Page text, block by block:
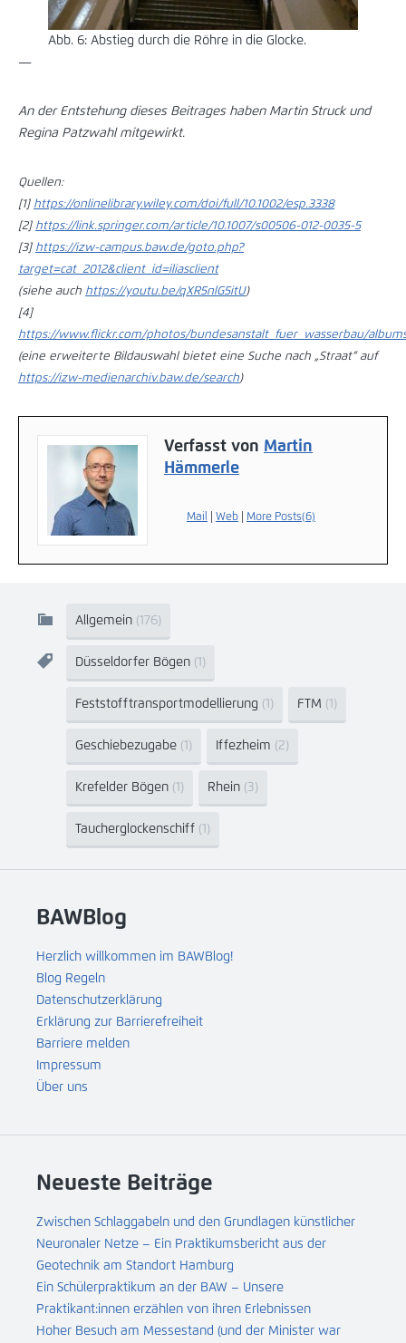
Abb. 6: Abstieg durch die Röhre in die Glocke.
—
An der Entstehung dieses Beitrages haben Martin Struck und
Regina Patzwahl mitgewirkt.
Quellen:
[1] https://onlinelibrary.wiley.com/doi/full/10.1002/esp.3338
[2] https://link.springer.com/article/10.1007/s00506-012-0035-5
[3] https://izw-campus.baw.de/goto.php?
target=cat_2012&client_id=iliasclient
(siehe auch https://youtu.be/qXR5nlG5itU)
[4]
https://www.flickr.com/photos/bundesanstalt_fuer_wasserbau/
(eine erweiterte Bildauswahl bietet eine Suche nach „Straat“ auf
https://izw-medienarchiv.baw.de/search)
Verfasst von Martin
Hämmerle
Mail Web More Posts(6)
Allgemein (176)
Düsseldorfer Bögen (1)
Feststofftransportmodellierung (1) FTM (1)
Geschiebezugabe (1) Iffezheim (2)
Krefelder Bögen (1) Rhein (3)
Taucherglockenschiff (1)
BAWBlog
Herzlich willkommen im BAWBlog!
Blog Regeln
Datenschutzerklärung
Erklärung zur Barrierefreiheit
Barriere melden
Impressum
Über uns
Neueste Beiträge
Zwischen Schlaggabeln und den Grundlagen künstlicher
Neuronaler Netze – Ein Praktikumsbericht aus der
Geotechnik am Standort Hamburg
Ein Schülerpraktikum an der BAW – Unsere
Praktikant:innen erzählen von ihren Erlebnissen
Hoher Besuch am Messestand (und der Minister war